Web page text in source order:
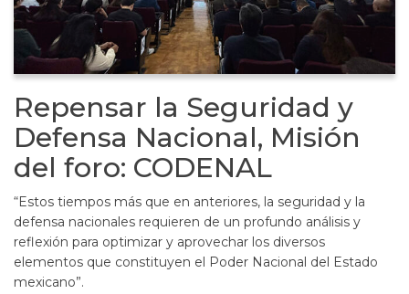
Repensar la Seguridad y
Defensa Nacional, Misión
del foro: CODENAL
“Estos tiempos más que en anteriores, la seguridad y la
defensa nacionales requieren de un profundo análisis y
reflexión para optimizar y aprovechar los diversos
elementos que constituyen el Poder Nacional del Estado
mexicano”.